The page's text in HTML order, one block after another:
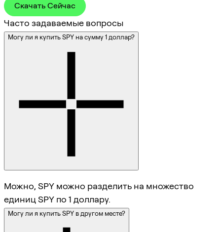
Скачать Сейчас
Часто задаваемые вопросы
Могу ли я купить SPY на сумму 1 доллар?
Можно, SPY можно разделить на множество
единиц SPY по 1 доллару.
Могу ли я купить SPY в другом месте?